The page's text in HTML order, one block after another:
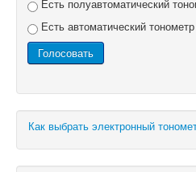
Есть полуавтоматический
Есть автоматический тонометр
Как выбрать электронный